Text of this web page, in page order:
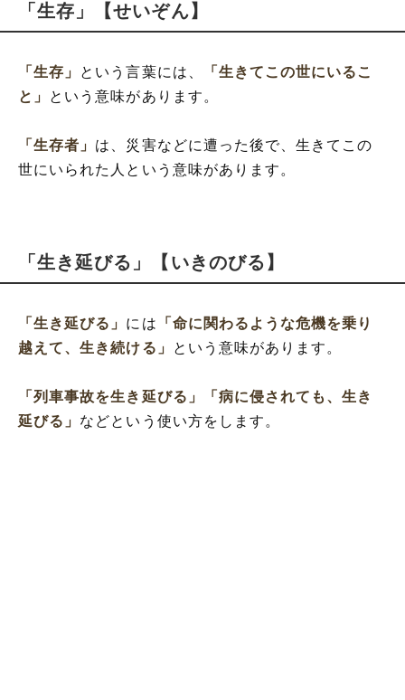
「生存」【せいぞん】
「生存」 という言葉には、
「生きてこの世にいるこ
と」
という意味があります。
「生存者」 は、災害などに遭った後で、生きてこの
世にいられた人という意味があります。
「生き延びる」【いきのびる】
「生き延びる」 には 「命に関わるような危機を乗り
越えて、生き続ける」
という意味があります。
「列車事故を生き延びる」
「病に侵されても、生き
延びる」 などという使い方をします。